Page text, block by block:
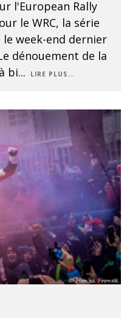
l'European Rally
le WRC, la série
week-end dernier
dénouement de la
bi... LIRE PLUS...